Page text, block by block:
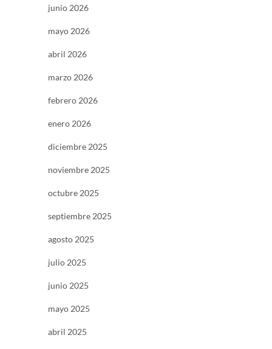
junio 2026
mayo 2026
abril 2026
marzo 2026
febrero 2026
enero 2026
diciembre 2025
noviembre 2025
octubre 2025
septiembre 2025
agosto 2025
julio 2025
junio 2025
mayo 2025
abril 2025